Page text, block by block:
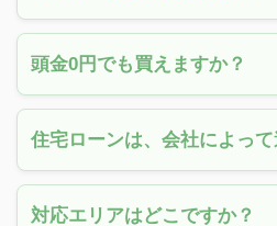
頭金0円でも買えますか？
住宅ローンは、会社によって
対応エリアはどこですか？